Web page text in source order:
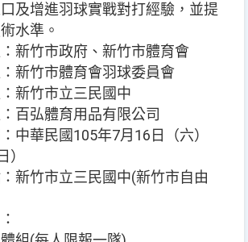
及增進羽球實戰對打經驗，並提
水準。
新竹市政府、新竹市體育會
新竹市體育會羽球委員會
新竹市立三民國中
百弘體育用品有限公司
中華民國105年7月16日（六）
）
新竹市立三民國中(新竹市自由